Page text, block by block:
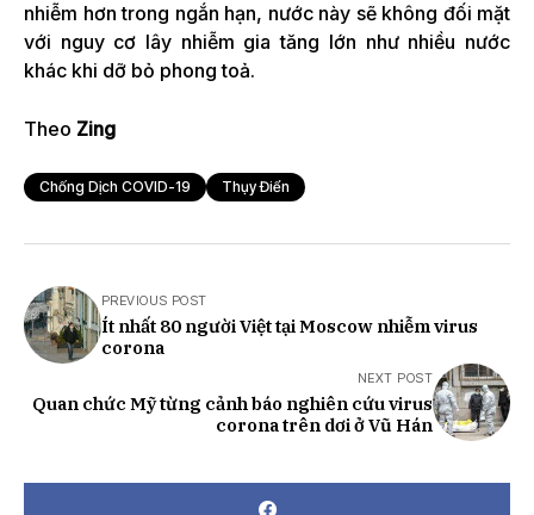
nhiễm hơn trong ngắn hạn, nước này sẽ không đối mặt
với nguy cơ lây nhiễm gia tăng lớn như nhiều nước
khác khi dỡ bỏ phong toả.
Theo Zing
Chống Dịch COVID-19 Thụy Điển
PREVIOUS POST
Ít nhất 80 người Việt tại Moscow nhiễm virus
corona
NEXT POST
Quan chức Mỹ từng cảnh báo nghiên cứu virus
corona trên dơi ở Vũ Hán